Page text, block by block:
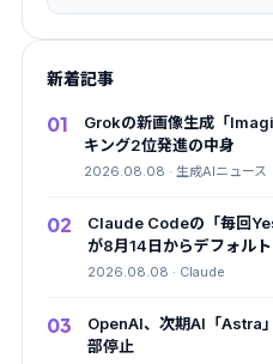
事
を
検
索
新着記事
01
Grokの新画像生成「
キング2位発進の中身
2026.08.08 · 生成AIニュース
02
Claude Codeの「毎回
が8月14日からデフォル
2026.08.08 · Claude
03
OpenAI、次期AI「Astra
部停止